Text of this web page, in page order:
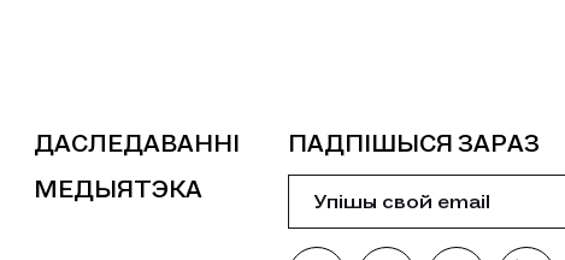
ДАСЛЕДАВАННІ
МЕДЫЯТЭКА
ПАДПІШЫСЯ ЗАРАЗ